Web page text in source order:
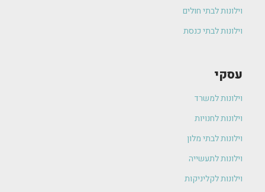
וילונות לבתי חולים
וילונות לבתי כנסת
עסקי
וילונות למשרד
וילונות לחנויות
וילונות לבתי מלון
וילונות לתעשייה
וילונות לקליניקות